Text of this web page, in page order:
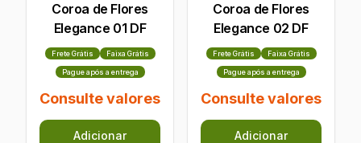
Coroa de Flores
Elegance 01 DF
Frete Grátis Faixa Grátis
Pague após a entrega
Consulte valores
Adicionar
Coroa de Flores
Elegance 02 DF
Frete Grátis Faixa Grátis
Pague após a entrega
Consulte valores
Adicionar